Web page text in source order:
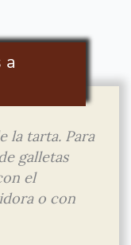
a
la tarta. Para
galletas
el
o con